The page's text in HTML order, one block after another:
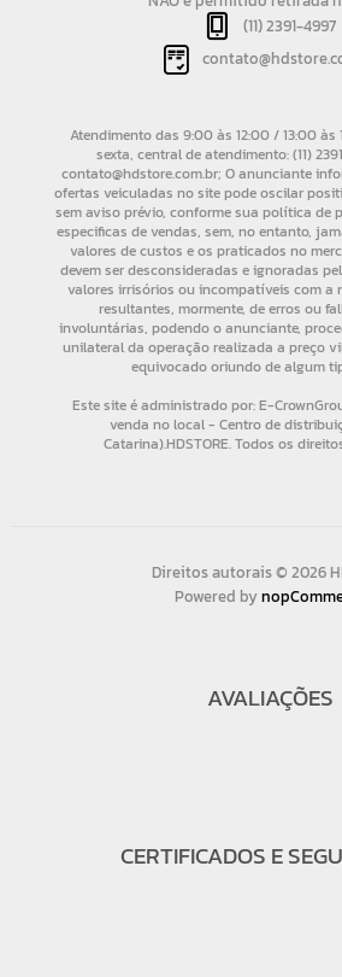
(11) 2391-4997
Direitos autorais © 2026
Powered by
AVALIAÇÕES
CERTIFICADOS E